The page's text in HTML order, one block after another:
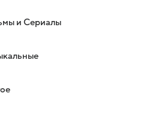
и Сериалы